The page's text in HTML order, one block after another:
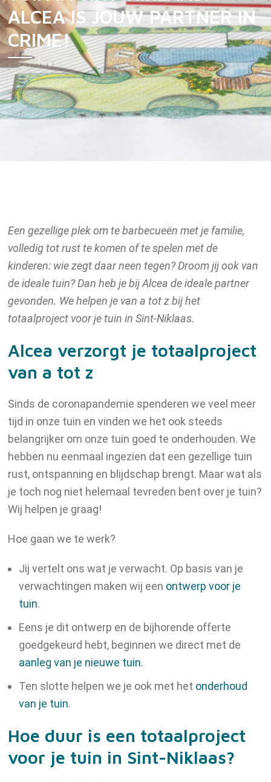
ALCEA IS JOUW PARTNER IN
CRIME!
Een gezellige plek om te barbecueën met je familie,
volledig tot rust te komen of te spelen met de
kinderen: wie zegt daar neen tegen? Droom jij ook van
de ideale tuin? Dan heb je bij Alcea de ideale partner
gevonden. We helpen je van a tot z bij het
totaalproject voor je tuin in Sint-Niklaas.
Alcea verzorgt je totaalproject
van a tot z
Sinds de coronapandemie spenderen we veel meer
tijd in onze tuin en vinden we het ook steeds
belangrijker om onze tuin goed te onderhouden. We
hebben nu eenmaal ingezien dat een gezellige tuin
rust, ontspanning en blijdschap brengt. Maar wat als
je toch nog niet helemaal tevreden bent over je tuin?
Wij helpen je graag!
Hoe gaan we te werk?
Jij vertelt ons wat je verwacht. Op basis van je
verwachtingen maken wij een ontwerp voor je
tuin.
Eens je dit ontwerp en de bijhorende offerte
goedgekeurd hebt, beginnen we direct met de
aanleg van je nieuwe tuin.
Ten slotte helpen we je ook met het onderhoud
van je tuin.
Hoe duur is een totaalproject
voor je tuin in Sint-Niklaas?
Vijver
Vijverontwerp
Vijveraanleg
Vijver­onderhoud
Producten
Wateranalyse
Vacatures
Contact